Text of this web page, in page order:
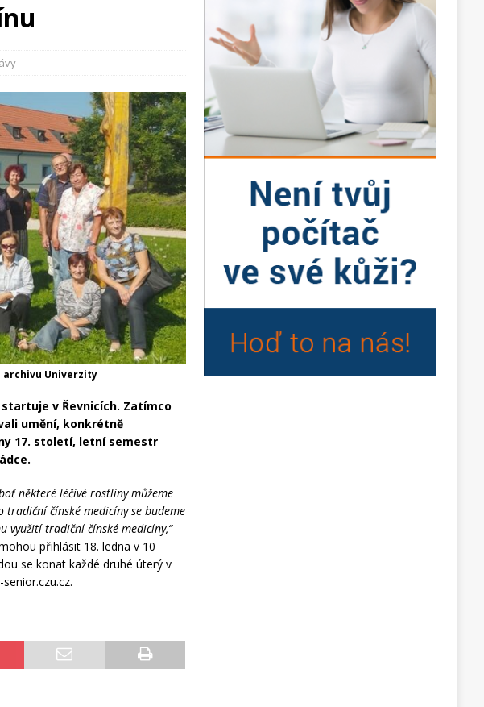
archivu Univerzity
startuje v Řevnicích. Zatímco
umění, konkrétně
17. století, letní semestr
některé léčivé rostliny můžeme
tradiční čínské medicíny se budeme
využití tradiční čínské medicíny,“
přihlásit 18. ledna v 10
se konat každé druhé úterý v